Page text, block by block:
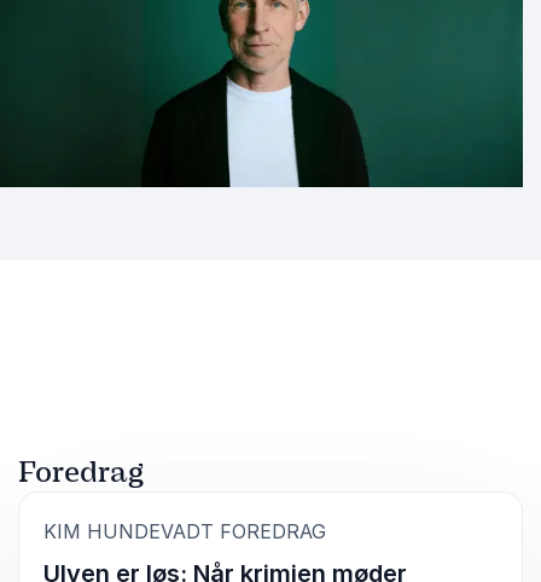
Foredrag
KIM HUNDEVADT FOREDRAG
Ulven er løs: Når krimien møder